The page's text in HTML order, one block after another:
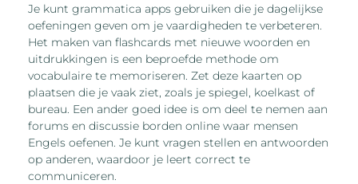
Je kunt grammatica apps gebruiken die je dagelijkse
oefeningen geven om je vaardigheden te verbeteren.
Het maken van flashcards met nieuwe woorden en
uitdrukkingen is een beproefde methode om
vocabulaire te memoriseren. Zet deze kaarten op
plaatsen die je vaak ziet, zoals je spiegel, koelkast of
bureau. Een ander goed idee is om deel te nemen aan
forums en discussie borden online waar mensen
Engels oefenen. Je kunt vragen stellen en antwoorden
op anderen, waardoor je leert correct te
communiceren.